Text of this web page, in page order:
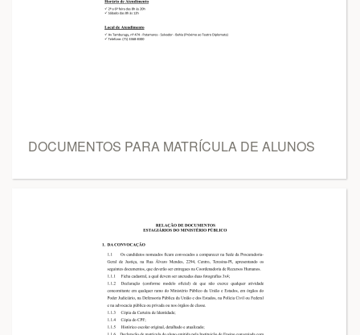
DOCUMENTOS PARA MATRÍCULA DE ALUNOS